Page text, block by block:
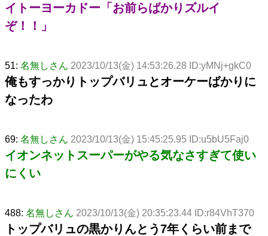
イトーヨーカドー「お前らばかりズルイ
ぞ！！」
51: 名無しさん 2023/10/13(金) 14:53:26.28 ID:yMNj+gkC0
俺もすっかりトップバリュとオーケーばかりに
なったわ
69: 名無しさん 2023/10/13(金) 15:45:25.95 ID:u5bU5Faj0
イオンネットスーパーがやる気なさすぎて使い
にくい
488: 名無しさん 2023/10/13(金) 20:35:23.44 ID:r84VhT370
トップバリュの黒かりんとう7年くらい前まで